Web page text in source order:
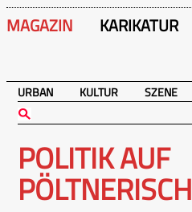
MAGAZIN KARIKATUR
URBAN KULTUR SZENE
POLITIK AUF
PÖLTNERISCH